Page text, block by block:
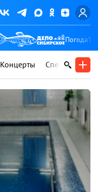
Погода
Концерты Спектакли